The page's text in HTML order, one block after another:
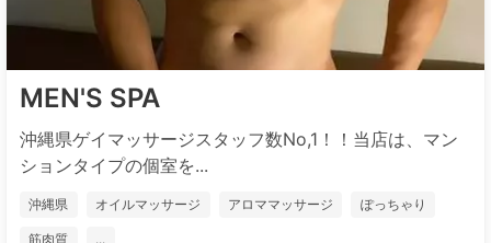
MEN'S SPA
沖縄県ゲイマッサージスタッフ数No,1！！当店は、マン
ションタイプの個室を...
沖縄県 オイルマッサージ アロママッサージ ぽっちゃり
筋肉質 ...